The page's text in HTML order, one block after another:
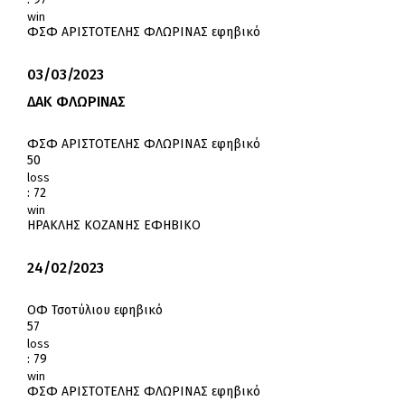
win
ΦΣΦ ΑΡΙΣΤΟΤΕΛΗΣ ΦΛΩΡΙΝΑΣ εφηβικό
03/03/2023
ΔΑΚ ΦΛΩΡΙΝΑΣ
ΦΣΦ ΑΡΙΣΤΟΤΕΛΗΣ ΦΛΩΡΙΝΑΣ εφηβικό
50
loss
: 72
win
ΗΡΑΚΛΗΣ ΚΟΖΑΝΗΣ ΕΦΗΒΙΚΟ
24/02/2023
ΟΦ Τσοτύλιου εφηβικό
57
loss
: 79
win
ΦΣΦ ΑΡΙΣΤΟΤΕΛΗΣ ΦΛΩΡΙΝΑΣ εφηβικό